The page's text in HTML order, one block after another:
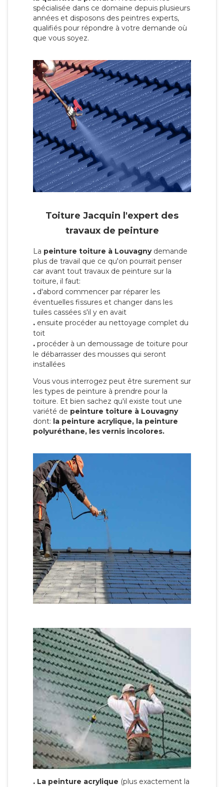
spécialisée dans ce domaine depuis plusieurs
années et disposons des peintres experts,
qualifiés pour répondre à votre demande où
que vous soyez.
Toiture Jacquin l'expert des
travaux de peinture
La peinture toiture à Louvagnydemande
plus de travail que ce qu'on pourrait penser
car avant tout travaux de peinture sur la
toiture, il faut:
. d'abord commencer par réparer les
éventuelles fissures et changer dans les
tuiles cassées s'il y en avait
. ensuite procéder au nettoyage complet du
toit
. procéder à un demoussage de toiture pour
le débarrasser des mousses qui seront
installées
Vous vous interrogez peut être surement sur
les types de peinture à prendre pour la
toiture. Et bien sachez qu'il existe tout une
variété de peinture toiture à Louvagny
dont: la peinture acrylique, la peinture
polyuréthane, les vernis incolores.
. La peinture acrylique (plus exactement la